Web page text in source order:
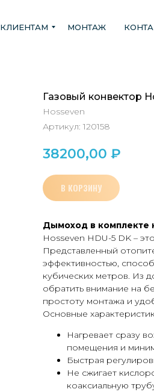
КЛИЕНТАМ МОНТАЖ
Газовый конвектор
Hosseven
Артикул: 120158
38200,00 ₽
В КОРЗИНУ
Дымоход в комплекте
Hosseven HDU-5 DK –
Представленный
эффективностью,
кубических метров. Из
обратить внимание на
простоту монтажа и
Основные
Нагревает сразу
помещения и
Быстрая
Не сжигает
коаксиальную